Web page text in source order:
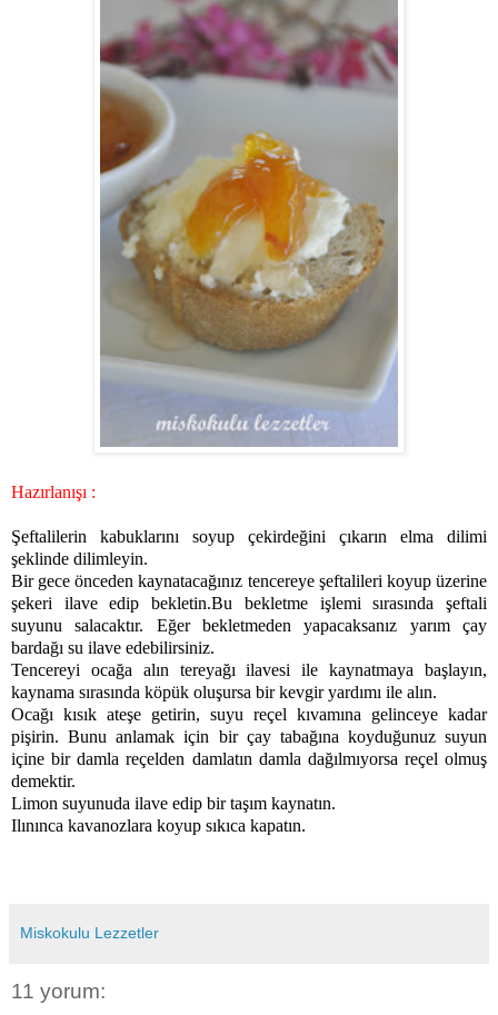
Hazırlanışı :
Şeftalilerin kabuklarını soyup çekirdeğini çıkarın elma dilimi
şeklinde dilimleyin.
Bir gece önceden kaynatacağınız tencereye şeftalileri koyup üzerine
şekeri ilave edip bekletin.Bu bekletme işlemi sırasında şeftali
suyunu salacaktır. Eğer bekletmeden yapacaksanız yarım çay
bardağı su ilave edebilirsiniz.
Tencereyi ocağa alın tereyağı ilavesi ile kaynatmaya başlayın,
kaynama sırasında köpük oluşursa bir kevgir yardımı ile alın.
Ocağı kısık ateşe getirin, suyu reçel kıvamına gelinceye kadar
pişirin. Bunu anlamak için bir çay tabağına koyduğunuz suyun
içine bir damla reçelden damlatın damla dağılmıyorsa reçel olmuş
demektir.
Limon suyunuda ilave edip bir taşım kaynatın.
Ilınınca kavanozlara koyup sıkıca kapatın.
Miskokulu Lezzetler
11 yorum: